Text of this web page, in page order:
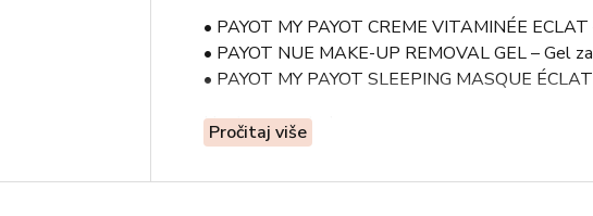
• PAYOT MY PAYOT CREME VITAMINÉE
• PAYOT NUE MAKE-UP REMOVAL GEL – Gel
• PAYOT MY PAYOT SLEEPING MASQUE
Upute za upotrebu:
Pročitaj više